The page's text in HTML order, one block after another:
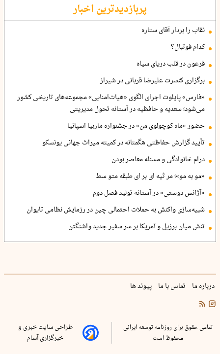
پربازدیدترین اخبار
نقاب را بردار آقای ستاره
کدام فوتبال؟
فرعون در قلب دریای سیاه
برگزاری کنسرت علیرضا قربانی در شیراز
«فارس» پایلوت اجرای الگوی «هیات‌امنایی» مجموعه‌های تاریخی کشور
می‌شود؛ سعدیه و حافظیه در آستانه تحول مدیریتی
حضور «ماه کوچولوی من» در جشنواره ماربیا اسپانیا
تأیید گزارش حفاظتی هگمتانه در کمیته میراث جهانی یونسکو
درام خانوادگی و مسئله معاصر بودن
«مو به مو»؛ مر ثیه ای بر ای طبقه متو سط
«آژانس دوستی» در آستانه تولید فصل دوم
شبیه‌سازی واکنش به حملات احتمالی چین در رزمایش نظامی تایوان
تنش میان برزیل و آمریکا بر سر سفیر جدید واشنگتن
درباره ما تماس با ما پیوند ها
تمامی حقوق برای روزنامه توسعه ایرانی
محفوظ است
طراحی سایت خبری و
خبرگزاری آسام